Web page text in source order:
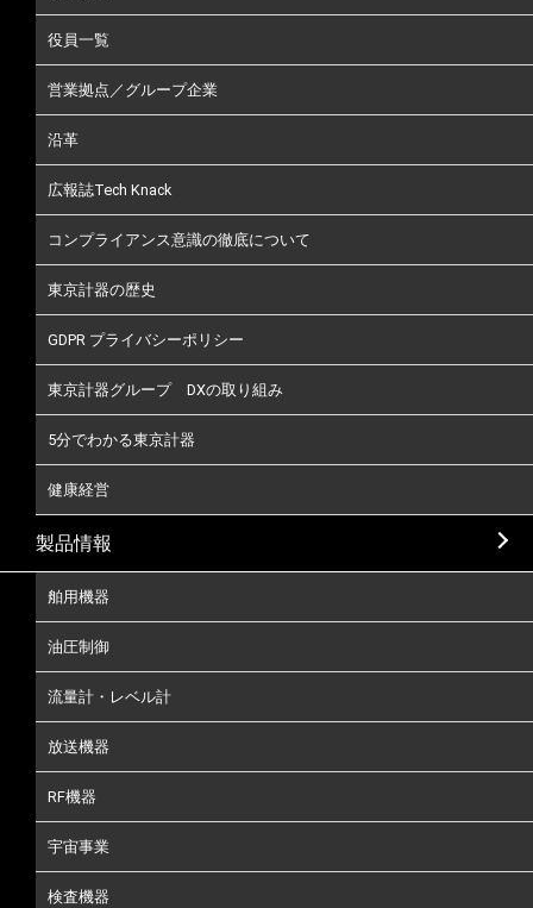
役員一覧
営業拠点／グループ企業
沿革
広報誌Tech Knack
コンプライアンス意識の徹底について
東京計器の歴史
GDPR プライバシーポリシー
東京計器グループ DXの取り組み
5分でわかる東京計器
健康経営
製品情報
舶用機器
油圧制御
流量計・レベル計
放送機器
RF機器
宇宙事業
検査機器